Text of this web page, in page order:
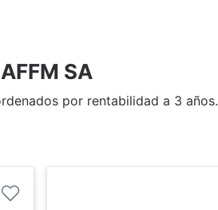
SA
por rentabilidad a 3 años.